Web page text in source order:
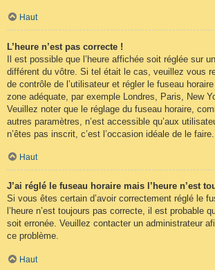
Haut
L’heure n’est pas correcte !
Il est possible que l’heure affichée soit réglée sur
différent du vôtre. Si tel était le cas, veuillez vous
de contrôle de l’utilisateur et régler le fuseau
zone adéquate, par exemple Londres, Paris, New
Veuillez noter que le réglage du fuseau horaire,
autres paramètres, n’est accessible qu’aux
n’êtes pas inscrit, c’est l’occasion idéale de le faire.
Haut
J’ai réglé le fuseau horaire mais l’heure n’est
Si vous êtes certain d’avoir correctement réglé le
l’heure n’est toujours pas correcte, il est probable
soit erronée. Veuillez contacter un administrateur
ce problème.
Haut